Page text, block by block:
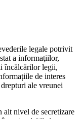
legale potrivit
a informaţiilor,
încălcărilor legii,
de interes
ale vreunei
alt nivel de secretizare